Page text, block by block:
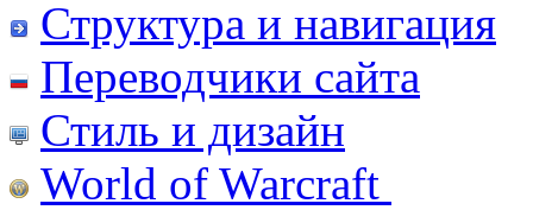
Структура и навигация
Переводчики сайта
Стиль и дизайн
World of Warcraft